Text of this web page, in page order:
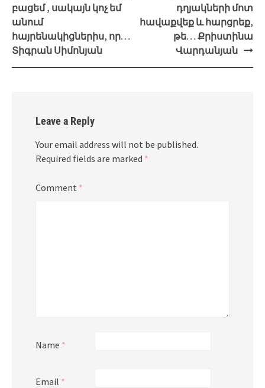
բացեմ , սակայն կոչ եմ
անում
հայրենակիցներիս, որ…
Տիգրան Սիմոնյան
դղյակների մոտ
հավաքվեք և հարցրեք,
թե… Քրիստինա
Վարդանյան
Leave a Reply
Your email address will not be published.
Required fields are marked *
Comment *
Name *
Email *